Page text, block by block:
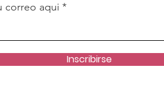
correo aqui
Inscribirse